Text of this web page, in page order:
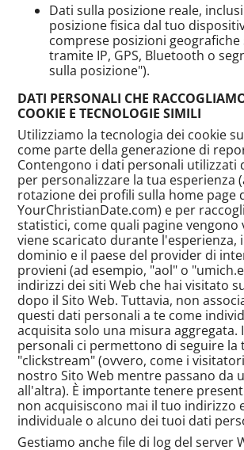
Dati sulla posizione reale,
posizione fisica dal tuo
comprese posizioni geografiche
tramite IP, GPS, Bluetooth o
sulla posizione").
DATI PERSONALI CHE
COOKIE E TECNOLOGIE SIMILI
Utilizziamo la tecnologia dei cookie
come parte della generazione di
Contengono i dati personali utilizzati
per personalizzare la tua esperienza
rotazione dei profili sulla home page
YourChristianDate.com) e per
statistici, come quali pagine vengono
viene scaricato durante l'esperienza,
dominio e il paese del provider di
provieni (ad esempio, "aol" o
indirizzi dei siti Web che hai visitato
dopo il Sito Web. Tuttavia, non
questi dati personali a te come
acquisita solo una misura aggregata.
personali ci permettono di seguire la
"clickstream" (ovvero, come i
nostro Sito Web mentre passano da
all'altra). È importante tenere
non acquisiscono mai il tuo indirizzo
individuale o alcuno dei tuoi dati
Gestiamo anche file di log del server